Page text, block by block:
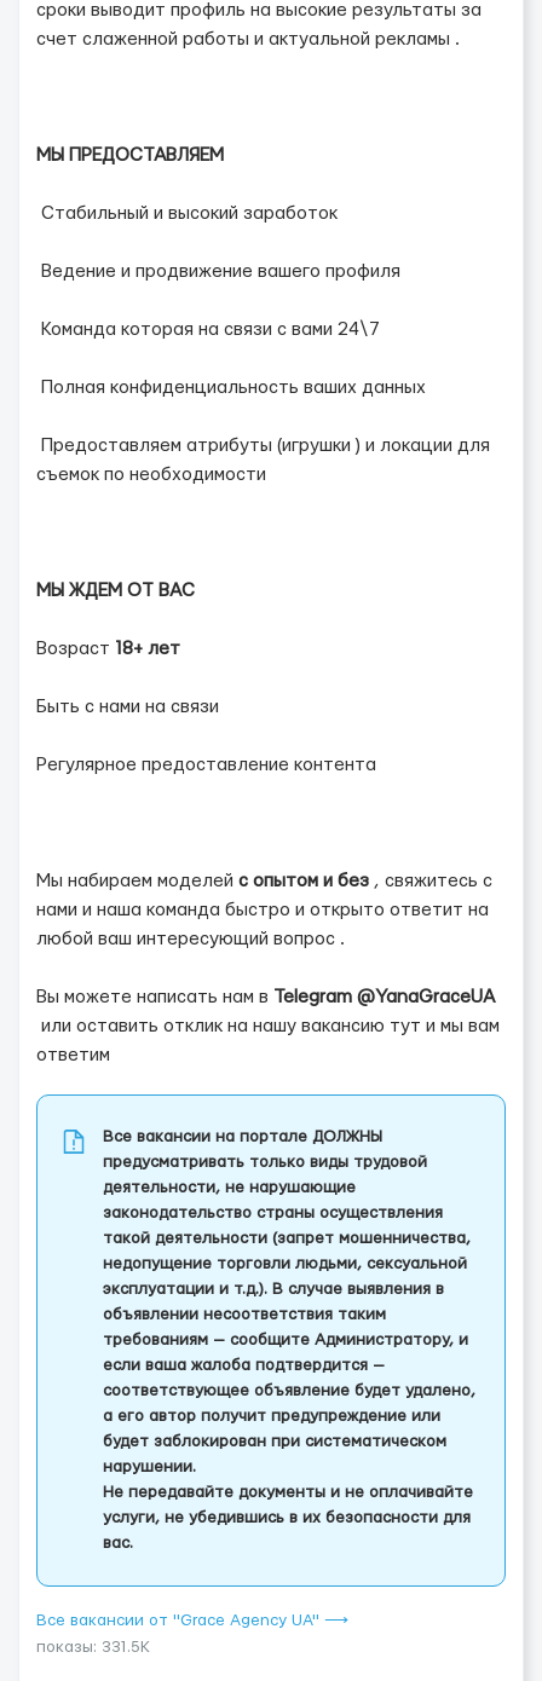
сроки выводит профиль на высокие результаты за
счет слаженной работы и актуальной рекламы .
МЫ ПРЕДОСТАВЛЯЕМ
️ Стабильный и высокий заработок
️ Ведение и продвижение вашего профиля
️ Команда которая на связи с вами 24\7
️ Полная конфиденциальность ваших данных
️ Предоставляем атрибуты (игрушки ) и локации для
съемок по необходимости
МЫ ЖДЕМ ОТ ВАС
Возраст 18+ лет
Быть с нами на связи
Регулярное предоставление контента
Мы набираем моделей с опытом и без , свяжитесь с
нами и наша команда быстро и открыто ответит на
любой ваш интересующий вопрос .
Вы можете написать нам в
Telegram @YanaGraceUA
или оставить отклик на нашу вакансию тут и мы вам
ответим
Все вакансии на портале ДОЛЖНЫ
предусматривать только виды трудовой
деятельности, не нарушающие
законодательство страны осуществления
такой деятельности (запрет мошенничества,
недопущение торговли людьми, сексуальной
эксплуатации и т.д.). В случае выявления в
объявлении несоответствия таким
требованиям — сообщите Администратору, и
если ваша жалоба подтвердится —
соответствующее объявление будет удалено,
а его автор получит предупреждение или
будет заблокирован при систематическом
нарушении.
Не передавайте документы и не оплачивайте
услуги, не убедившись в их безопасности для
вас.
Все вакансии от "Grace Agency UA" ⟶
показы: 331.5K